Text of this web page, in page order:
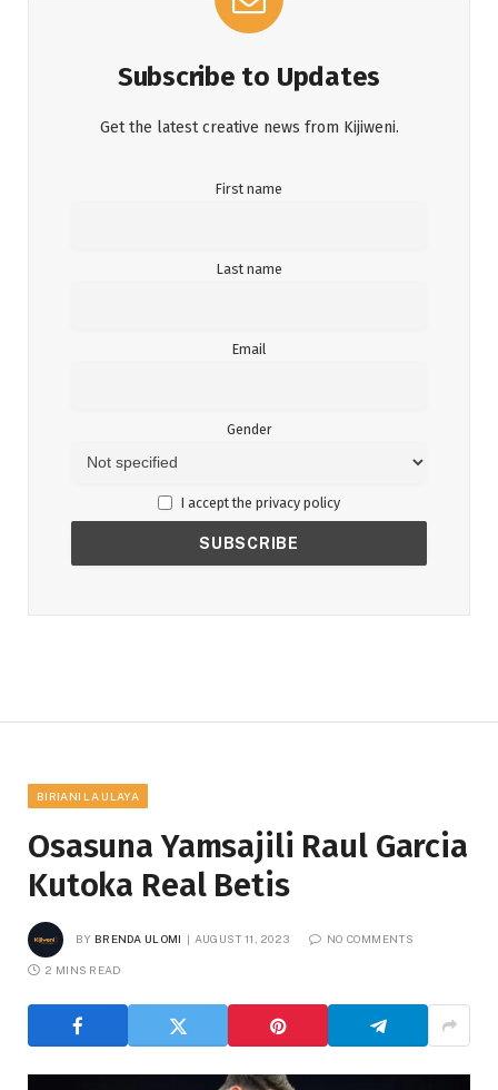
Subscribe to Updates
Get the latest creative news from Kijiweni.
First name
Last name
Email
Gender
I accept the privacy policy
BIRIANI LA ULAYA
Osasuna Yamsajili Raul Garcia
Kutoka Real Betis
BY BRENDA ULOMI AUGUST 11, 2023 NO COMMENTS
2 MINS READ